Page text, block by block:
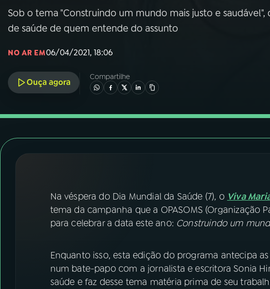
03PROGRAMAÇÃO
ACOMPANHE A RÁDIO NACIONAL
YouTube Facebook
Instagram X
Sob o tema "Construindo um mundo mais justo e
de saúde de quem entende do assunto
NO AR EM06/04/2021, 18:06
Ouça agora
Compartilhe
Na véspera do Dia Mundial da Saúde (7), o Viva
tema da campanha que a OPASOMS (Organização
para celebrar a data este ano: Construindo um
Enquanto isso, esta edição do programa antecipa
num bate-papo com a jornalista e escritora Sonia
saúde e faz desse tema matéria prima de seu